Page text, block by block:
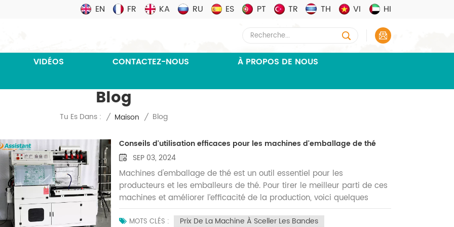
EN FR KA RU ES PT TR TH VI HI
VIDÉOS CONTACTEZ-NOUS
À PROPOS DE NOUS
Blog
Tu Es Dans : / Maison / Blog
Conseils d'utilisation efficaces pour les machines d'emballage de thé
SEP 03, 2024
Machines d'emballage de thé est un outil essentiel pour les
producteurs et les emballeurs de thé. Pour tirer le meilleur parti de ces
machines et améliorer l’efficacité de la production, voici quelques
conseils pratiques. Astuce 1 : Paramètres de fonctionnement
optimauxFamiliarisez-vous avec le manuel d'utilisation de la machine
MOTS CLÉS :
Prix De La Machine À Sceller Les Bandes